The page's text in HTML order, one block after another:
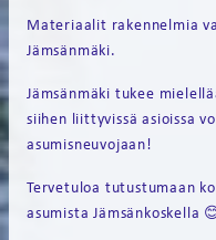
Materiaalit rakennelmia
Jämsänmäki.
Jämsänmäki tukee
siihen liittyvissä asioissa
asumisneuvojaan!
Tervetuloa tutustumaan
asumista Jämsänkoskella